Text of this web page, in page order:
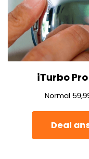
iTurbo
Normal
Deal